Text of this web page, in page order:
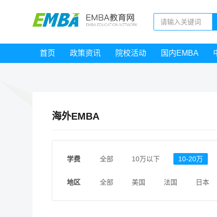
首页 政策资讯 院校活动 国内EMBA
海外EMBA
学费 全部 10万以下 10-20万
地区 全部 美国 法国 日本